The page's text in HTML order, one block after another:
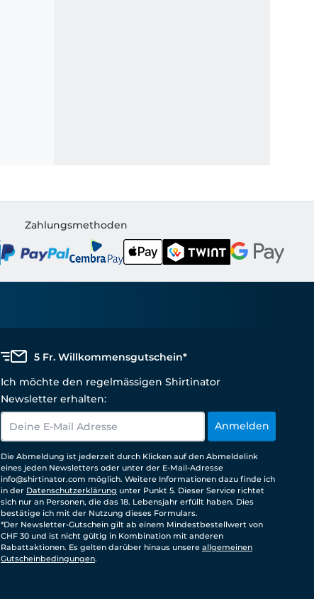
Zahlungsmethoden
5 Fr. Willkommensgutschein*
Ich möchte den regelmässigen Shirtinator
Newsletter erhalten:
Anmelden
Die Abmeldung ist jederzeit durch Klicken auf den Abmeldelink
eines jeden Newsletters oder unter der E-Mail-Adresse
info@shirtinator.com möglich. Weitere Informationen dazu finde ich
in der Datenschutzerklärung unter Punkt 5. Dieser Service richtet
sich nur an Personen, die das 18. Lebensjahr erfüllt haben. Dies
bestätige ich mit der Nutzung dieses Formulars.
*Der Newsletter-Gutschein gilt ab einem Mindestbestellwert von
CHF 30 und ist nicht gültig in Kombination mit anderen
Rabattaktionen. Es gelten darüber hinaus unsere allgemeinen
Gutscheinbedingungen.